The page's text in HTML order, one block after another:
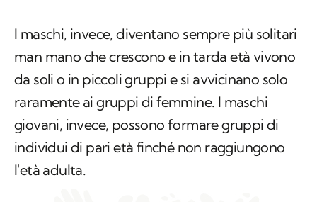
I maschi, invece, diventano sempre più solitari
man mano che crescono e in tarda età vivono
da soli o in piccoli gruppi e si avvicinano solo
raramente ai gruppi di femmine. I maschi
giovani, invece, possono formare gruppi di
individui di pari età finché non raggiungono
l'età adulta.